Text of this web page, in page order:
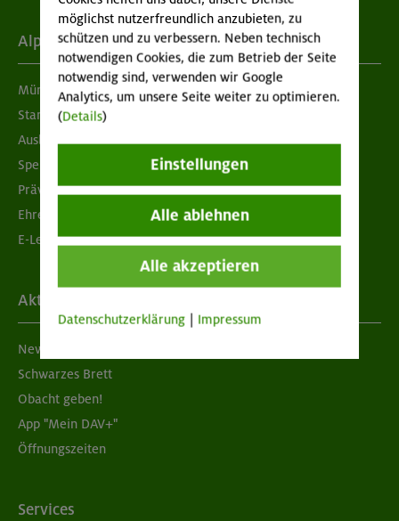
Alpenverein
München & Oberland
Standorte
Ausbildung & Jobs
Spenden
Prävention sexualisierter Gewalt
Ehrenamtsbörse
E-Learning
Aktuelles
Newsletter
Schwarzes Brett
Obacht geben!
App "Mein DAV+"
Öffnungszeiten
Services
möglichst nutzerfreundlich anzubieten, zu
schützen und zu verbessern. Neben technisch
notwendigen Cookies, die zum Betrieb der Seite
notwendig sind, verwenden wir Google
Analytics, um unsere Seite weiter zu optimieren.
(Details)
Einstellungen
Alle ablehnen
Alle akzeptieren
Datenschutzerklärung Impressum